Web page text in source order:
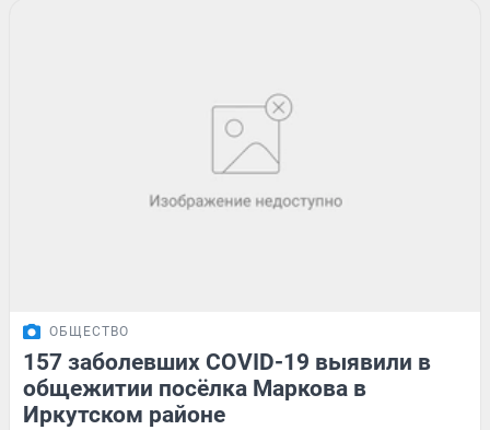
ОБЩЕСТВО
157 заболевших COVID-19 выявили в
общежитии посёлка Маркова в
Иркутском районе